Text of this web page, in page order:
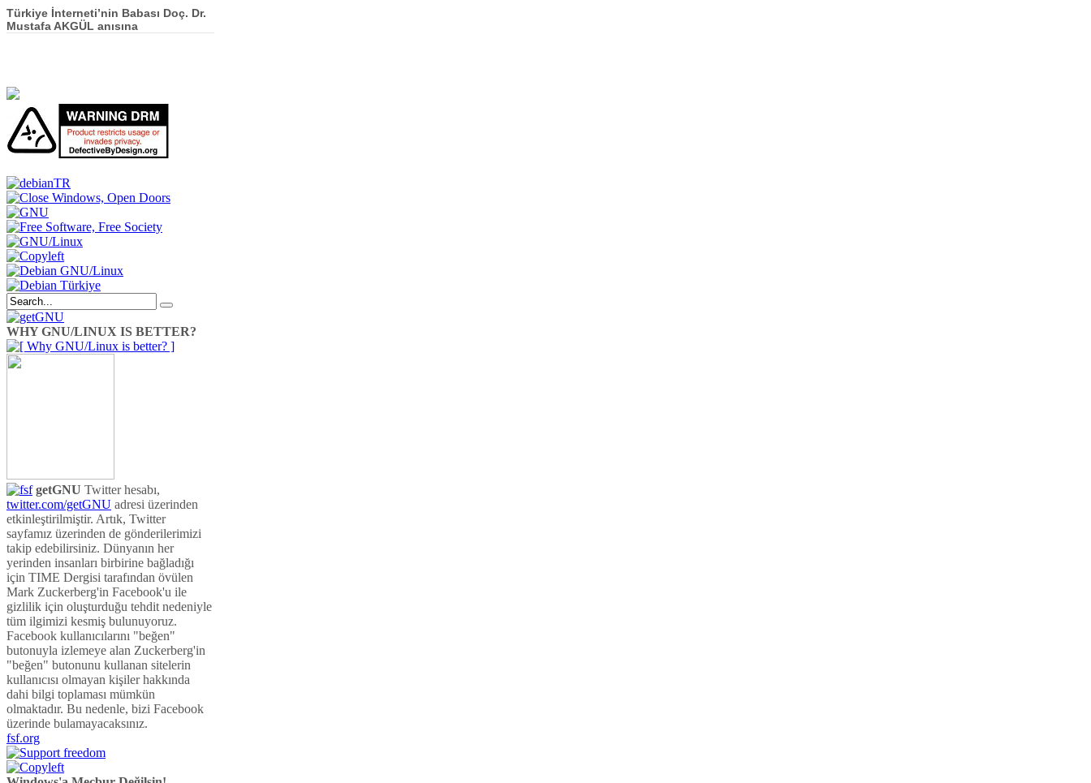
Türkiye İnterneti’nin Babası Doç. Dr.
Mustafa AKGÜL anısına
WHY GNU/LINUX IS BETTER?
getGNU Twitter hesabı,
twitter.com/getGNU adresi üzerinden
etkinleştirilmiştir. Artık, Twitter
sayfamız üzerinden de gönderilerimizi
takip edebilirsiniz. Dünyanın her
yerinden insanları birbirine bağladığı
için TIME Dergisi tarafından övülen
Mark Zuckerberg'in Facebook'u ile
gizlilik için oluşturduğu tehdit nedeniyle
tüm ilgimizi kesmiş bulunuyoruz.
Facebook kullanıcılarını "beğen"
butonuyla izlemeye alan Zuckerberg'in
"beğen" butonunu kullanan sitelerin
kullanıcısı olmayan kişiler hakkında
dahi bilgi toplaması mümkün
olmaktadır. Bu nedenle, bizi Facebook
üzerinde bulamayacaksınız.
fsf.org